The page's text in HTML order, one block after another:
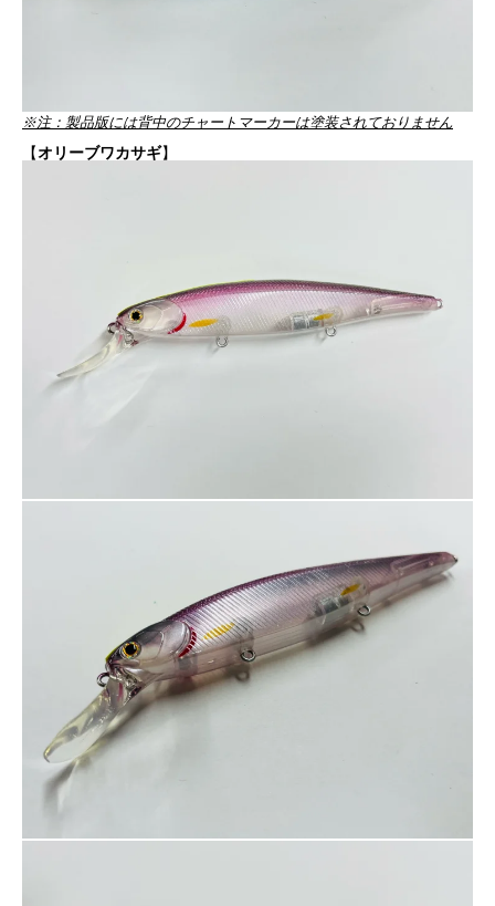
※注：製品版には背中のチャートマーカーは塗装されておりません
【オリーブワカサギ】